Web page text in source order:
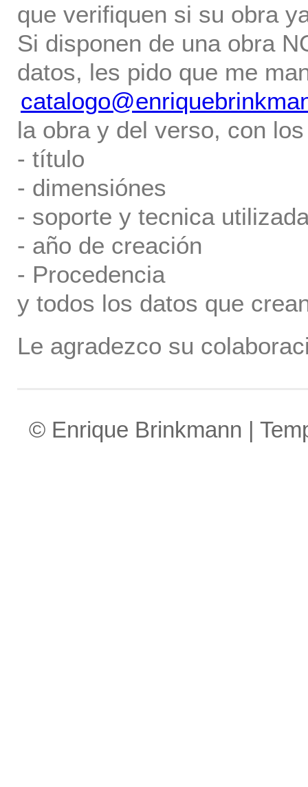
que verifiquen si su obra
Si disponen de una obra
datos, les pido que me
la obra y del verso, con
- título
- dimensiónes
- soporte y tecnica
- año de creación
- Procedencia
y todos los datos que
Le agradezco su
© Enrique Brinkmann |